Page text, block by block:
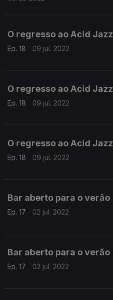
O regresso ao Acid Jazz
Ep. 18 09 jul. 2022
O regresso ao Acid Jazz
Ep. 18 09 jul. 2022
O regresso ao Acid Jazz
Ep. 18 09 jul. 2022
Bar aberto para o verão
Ep. 17 02 jul. 2022
Bar aberto para o verão
Ep. 17 02 jul. 2022